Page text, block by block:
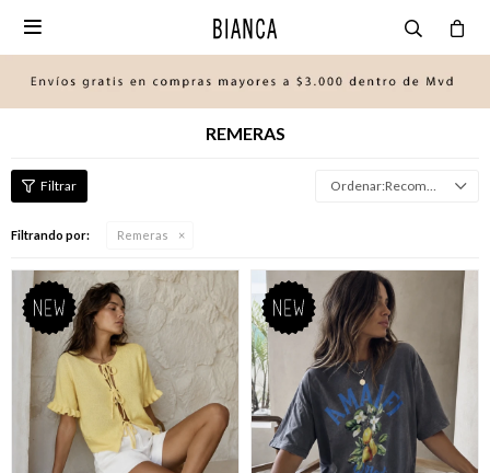

REMERAS
Recomendados
Filtrando por: Remeras